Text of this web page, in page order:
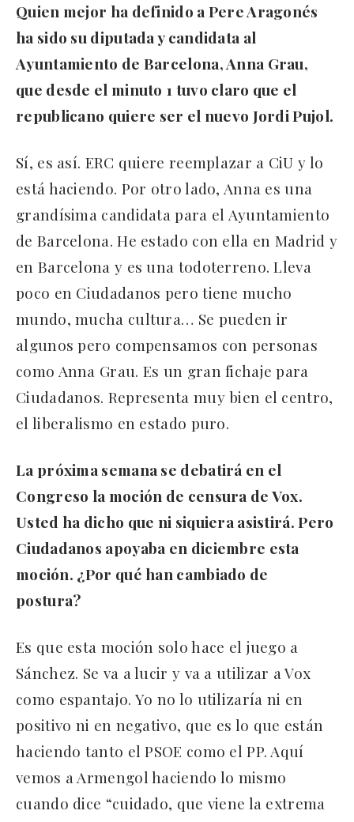
Quien mejor ha definido a Pere Aragonés
ha sido su diputada y candidata al
Ayuntamiento de Barcelona, Anna Grau,
que desde el minuto 1 tuvo claro que el
republicano quiere ser el nuevo Jordi Pujol.
Sí, es así. ERC quiere reemplazar a CiU y lo
está haciendo. Por otro lado, Anna es una
grandísima candidata para el Ayuntamiento
de Barcelona. He estado con ella en Madrid y
en Barcelona y es una todoterreno. Lleva
poco en Ciudadanos pero tiene mucho
mundo, mucha cultura… Se pueden ir
algunos pero compensamos con personas
como Anna Grau. Es un gran fichaje para
Ciudadanos. Representa muy bien el centro,
el liberalismo en estado puro.
La próxima semana se debatirá en el
Congreso la moción de censura de Vox.
Usted ha dicho que ni siquiera asistirá. Pero
Ciudadanos apoyaba en diciembre esta
moción. ¿Por qué han cambiado de
postura?
Es que esta moción solo hace el juego a
Sánchez. Se va a lucir y va a utilizar a Vox
como espantajo. Yo no lo utilizaría ni en
positivo ni en negativo, que es lo que están
haciendo tanto el PSOE como el PP. Aquí
vemos a Armengol haciendo lo mismo
cuando dice “cuidado, que viene la extrema